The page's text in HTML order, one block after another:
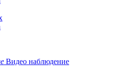
Видео наблюдение